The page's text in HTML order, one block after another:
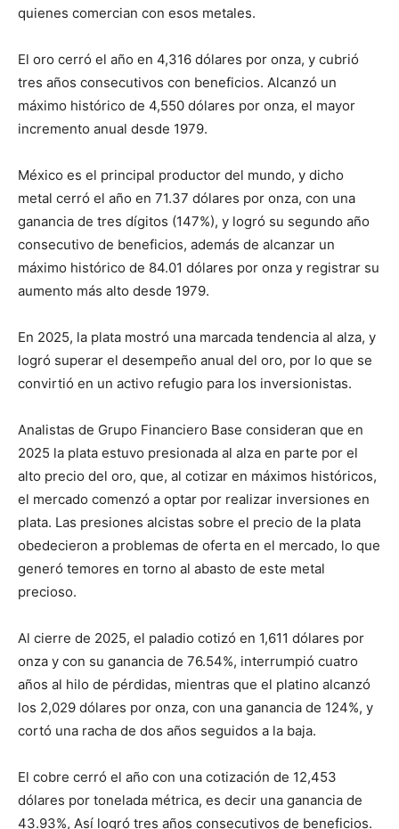
quienes comercian con esos metales.
El oro cerró el año en 4,316 dólares por onza, y cubrió
tres años consecutivos con beneficios. Alcanzó un
máximo histórico de 4,550 dólares por onza, el mayor
incremento anual desde 1979.
México es el principal productor del mundo, y dicho
metal cerró el año en 71.37 dólares por onza, con una
ganancia de tres dígitos (147%), y logró su segundo año
consecutivo de beneficios, además de alcanzar un
máximo histórico de 84.01 dólares por onza y registrar su
aumento más alto desde 1979.
En 2025, la plata mostró una marcada tendencia al alza, y
logró superar el desempeño anual del oro, por lo que se
convirtió en un activo refugio para los inversionistas.
Analistas de Grupo Financiero Base consideran que en
2025 la plata estuvo presionada al alza en parte por el
alto precio del oro, que, al cotizar en máximos históricos,
el mercado comenzó a optar por realizar inversiones en
plata. Las presiones alcistas sobre el precio de la plata
obedecieron a problemas de oferta en el mercado, lo que
generó temores en torno al abasto de este metal
precioso.
Al cierre de 2025, el paladio cotizó en 1,611 dólares por
onza y con su ganancia de 76.54%, interrumpió cuatro
años al hilo de pérdidas, mientras que el platino alcanzó
los 2,029 dólares por onza, con una ganancia de 124%, y
cortó una racha de dos años seguidos a la baja.
El cobre cerró el año con una cotización de 12,453
dólares por tonelada métrica, es decir una ganancia de
43.93%, Así logró tres años consecutivos de beneficios.